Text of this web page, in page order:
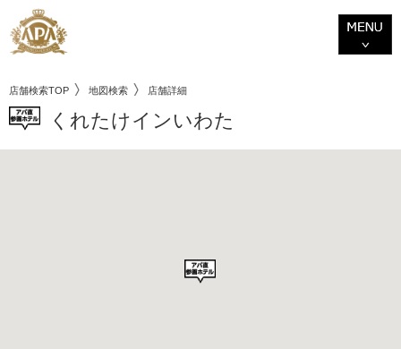
店舗検索TOP 地図検索 店舗詳細
くれたけインいわた